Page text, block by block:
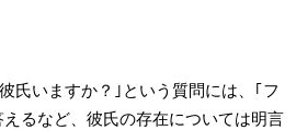
氏いますか？｣という質問には、｢フ
るなど、彼氏の存在については明言